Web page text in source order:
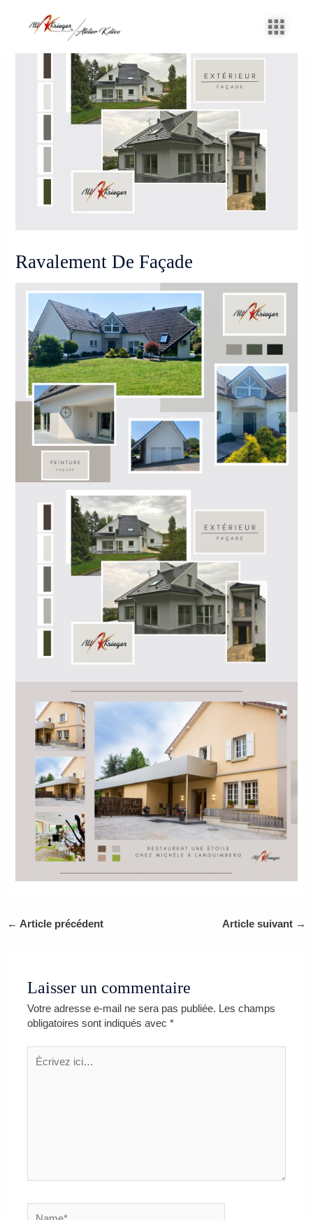
contenu
Ravalement De Façade
articles
← Article précédent Article suivant →
Laisser un commentaire
Votre adresse e-mail ne sera pas publiée. Les champs
obligatoires sont indiqués avec*
ici…